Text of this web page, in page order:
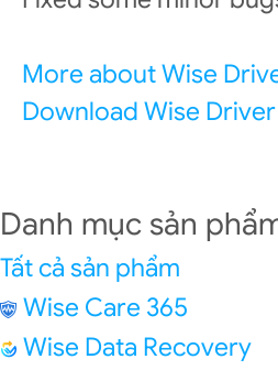
More about Wise
Download Wise
Danh mục sản
Tất cả sản phẩm
Wise Care 365
Wise Data Recovery